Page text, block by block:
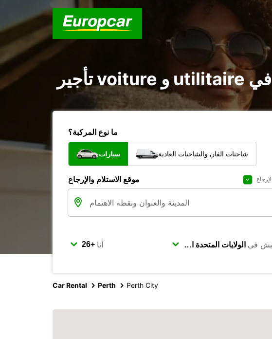
ما نوع المركبة؟
سيارات شاحنات الفان والشاحنات العادية
موقع الاستلام والإرجاع
أنا في
Car Rental Perth Perth City